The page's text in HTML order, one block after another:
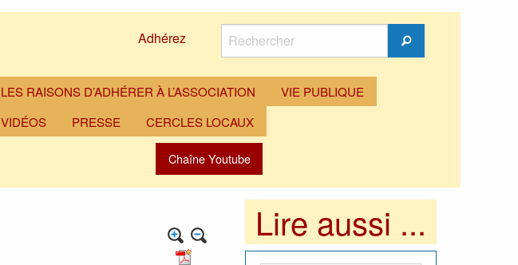
Adhérez
Rechercher
Rechercher
LES RAISONS D’ADHÉRER À L’ASSOCIATION
VIE PUBLIQUE
VIDÉOS
PRESSE CERCLES LOCAUX
Chaîne Youtube
Lire aussi ...